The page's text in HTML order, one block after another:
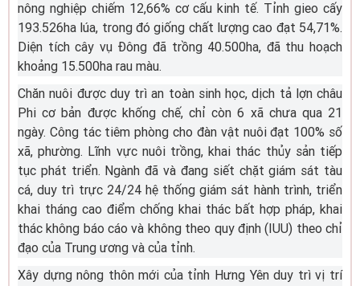
nông nghiệp chiếm 12,66% cơ cấu kinh tế. Tỉnh gieo cấy
193.526ha lúa, trong đó giống chất lượng cao đạt 54,71%.
Diện tích cây vụ Đông đã trồng 40.500ha, đã thu hoạch
khoảng 15.500ha rau màu.
Chăn nuôi được duy trì an toàn sinh học, dịch tả lợn châu
Phi cơ bản được khống chế, chỉ còn 6 xã chưa qua 21
ngày. Công tác tiêm phòng cho đàn vật nuôi đạt 100% số
xã, phường. Lĩnh vực nuôi trồng, khai thác thủy sản tiếp
tục phát triển. Ngành đã và đang siết chặt giám sát tàu
cá, duy trì trực 24/24 hệ thống giám sát hành trình, triển
khai tháng cao điểm chống khai thác bất hợp pháp, khai
thác không báo cáo và không theo quy định (IUU) theo chỉ
đạo của Trung ương và của tỉnh.
Xây dựng nông thôn mới của tỉnh Hưng Yên duy trì vị trí